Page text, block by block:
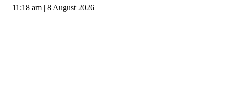
11:18 am | 8 August 2026